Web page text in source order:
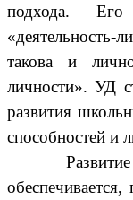
подхода.
«деятельность-
такова и
личности». УД
развития
способностей и
Развитие